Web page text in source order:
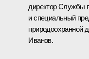
директор Службы
и специальный
природоохранной
Иванов.